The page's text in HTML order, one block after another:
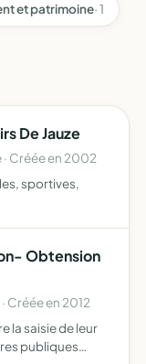
et patrimoine· 1
De Jauze
· Créée en 2002
sportives,
Obtension
Créée en 2012
la saisie de leur
publiques